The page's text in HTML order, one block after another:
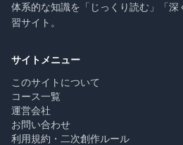
体系的な知識を「じっくり読む」「
習サイト。
サイトメニュー
このサイトについて
コース一覧
運営会社
お問い合わせ
利用規約・二次創作ルール